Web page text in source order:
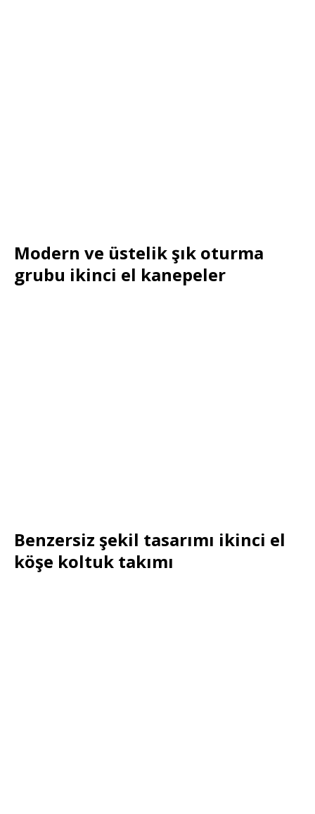
Modern ve üstelik şık oturma
grubu ikinci el kanepeler
Benzersiz şekil tasarımı ikinci el
köşe koltuk takımı